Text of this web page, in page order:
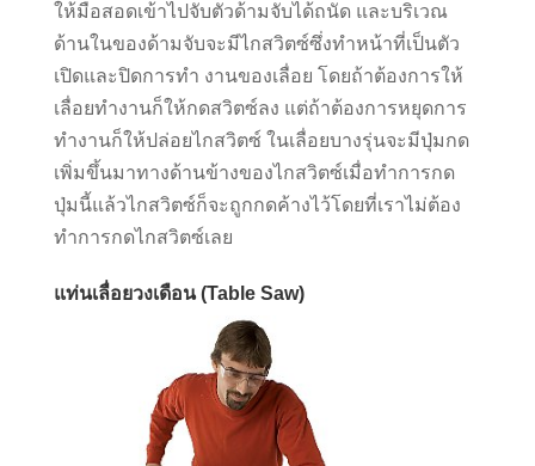
ให้มือสอดเข้าไปจับตัวด้ามจับได้ถนัด และบริเวณ
ด้านในของด้ามจับจะมีไกสวิตซ์ซึ่งทำหน้าที่เป็นตัว
เปิดและปิดการทำ งานของเลื่อย โดยถ้าต้องการให้
เลื่อยทำงานก็ให้กดสวิตซ์ลง แต่ถ้าต้องการหยุดการ
ทำงานก็ให้ปล่อยไกสวิตซ์ ในเลื่อยบางรุ่นจะมีปุ่มกด
เพิ่มขึ้นมาทางด้านข้างของไกสวิตซ์เมื่อทำการกด
ปุ่มนี้แล้วไกสวิตซ์ก็จะถูกกดค้างไว้โดยที่เราไม่ต้อง
ทำการกดไกสวิตซ์เลย
แท่นเลื่อยวงเดือน (Table Saw)